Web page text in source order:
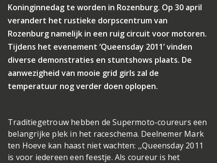
Koninginnedag te worden in Rozenburg. Op 30 april
verandert het rustieke dorpscentrum van
Rozenburg namelijk in een ruig circuit voor motoren.
Tijdens het evenement ‘Queensday 2011’ vinden
diverse demonstraties en stuntshows plaats. De
aanwezigheid van mooie grid girls zal de
temperatuur nog verder doen oplopen.
Traditiegetrouw hebben de Supermoto-coureurs een
belangrijke plek in het raceschema. Deelnemer Mark
ten Hoeve kan haast niet wachten: ,,Queensday 2011
is voor iedereen een feestje. Als coureur is het